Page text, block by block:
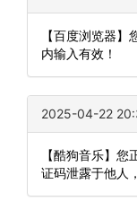
【百度浏览器
内输入有效！
2025-04-22
【酷狗音乐】
证码泄露于他人